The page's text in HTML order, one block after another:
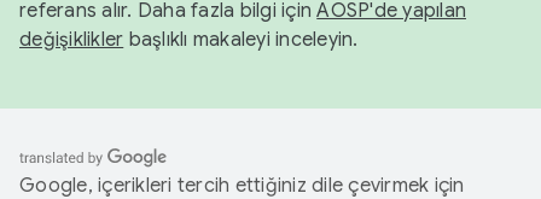
referans alır. Daha fazla bilgi içinAOSP'de yapılan
değişiklikler başlıklı makaleyi inceleyin.
Google, içerikleri tercih ettiğiniz dile çevirmek için